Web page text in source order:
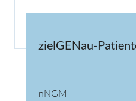
zielGENau-
nNGM